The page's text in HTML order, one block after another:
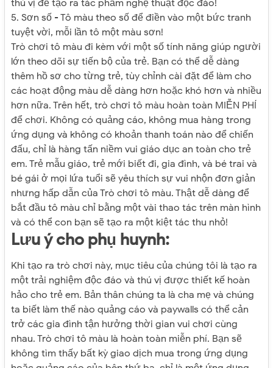
thú vị để tạo ra tác phẩm nghệ thuật độc đáo!
5. Sơn số - Tô màu theo số để điền vào một bức tranh
tuyệt vời, mỗi lần tô một màu sơn!
Trò chơi tô màu đi kèm với một số tính năng giúp người
lớn theo dõi sự tiến bộ của trẻ. Bạn có thể dễ dàng
thêm hồ sơ cho từng trẻ, tùy chỉnh cài đặt để làm cho
các hoạt động màu dễ dàng hơn hoặc khó hơn và nhiều
hơn nữa. Trên hết, trò chơi tô màu hoàn toàn MIỄN PHÍ
để chơi. Không có quảng cáo, không mua hàng trong
ứng dụng và không có khoản thanh toán nào để chiến
đấu, chỉ là hàng tấn niềm vui giáo dục an toàn cho trẻ
em. Trẻ mẫu giáo, trẻ mới biết đi, gia đình, và bé trai và
bé gái ở mọi lứa tuổi sẽ yêu thích sự vui nhộn đơn giản
nhưng hấp dẫn của Trò chơi tô màu. Thật dễ dàng để
bắt đầu tô màu chỉ bằng một vài thao tác trên màn hình
và có thể con bạn sẽ tạo ra một kiệt tác thu nhỏ!
Lưu ý cho phụ huynh:
Khi tạo ra trò chơi này, mục tiêu của chúng tôi là tạo ra
một trải nghiệm độc đáo và thú vị được thiết kế hoàn
hảo cho trẻ em. Bản thân chúng ta là cha mẹ và chúng
ta biết làm thế nào quảng cáo và paywalls có thể cản
trở các gia đình tận hưởng thời gian vui chơi cùng
nhau. Trò chơi tô màu là hoàn toàn miễn phí. Bạn sẽ
không tìm thấy bất kỳ giao dịch mua trong ứng dụng